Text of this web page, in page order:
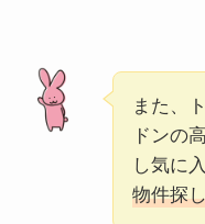
また、
ドンの
し気に
物件探